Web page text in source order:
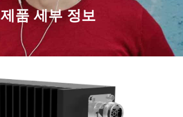
제품 세부 정보